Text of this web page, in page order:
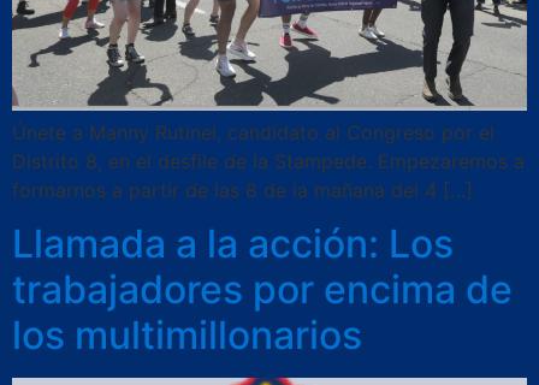
Únete a Manny Rutinel, candidato al Congreso por el
Distrito 8, en el desfile de la Stampede. Empezaremos a
formarnos a partir de las 8 de la mañana del 4 […]
Llamada a la acción: Los
trabajadores por encima de
los multimillonarios